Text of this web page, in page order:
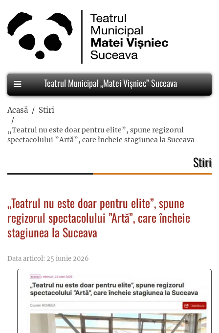
Teatrul Municipal „Matei Vișniec” Suceava
Acasă Stiri
„Teatrul nu este doar pentru elite”, spune regizorul
spectacolului ”Artă”, care încheie stagiunea la Suceava
Stiri
„Teatrul nu este doar pentru elite”, spune
regizorul spectacolului ”Artă”, care încheie
stagiunea la Suceava
Data articol: 25 iunie 2026